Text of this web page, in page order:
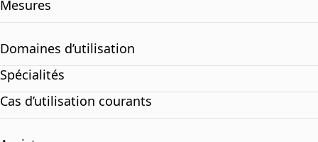
Mesures
Domaines d’utilisation
Spécialités
Cas d’utilisation courants